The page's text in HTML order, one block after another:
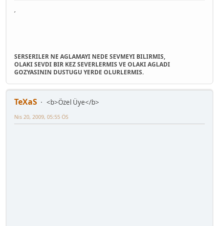
,
SERSERILER NE AGLAMAYI NEDE SEVMEYI BILIRMIS,
OLAKI SEVDI BIR KEZ SEVERLERMIS VE OLAKI AGLADI
GOZYASININ DUSTUGU YERDE OLURLERMIS.
TeXaS <b>Özel Üye</b>
Nis 20, 2009, 05:55 ÖS